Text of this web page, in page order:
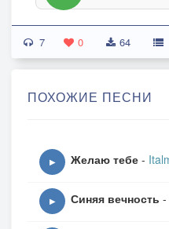
7 0 64
ПОХОЖИЕ ПЕСНИ
▶ Желаю тебе -
▶ Синяя вечность -